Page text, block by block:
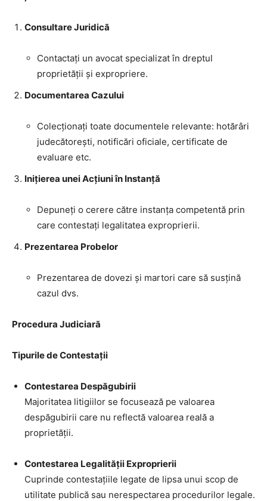
Consultare Juridică
Contactați un avocat specializat în dreptul
proprietății și expropriere.
Documentarea Cazului
Colecționați toate documentele relevante: hotărâri
judecătorești, notificări oficiale, certificate de
evaluare etc.
Inițierea unei Acțiuni în Instanță
Depuneți o cerere către instanța competentă prin
care contestați legalitatea exproprierii.
Prezentarea Probelor
Prezentarea de dovezi și martori care să susțină
cazul dvs.
Procedura Judiciară
Tipurile de Contestații
Contestarea Despăgubirii
Majoritatea litigiilor se focusează pe valoarea
despăgubirii care nu reflectă valoarea reală a
proprietății.
Contestarea Legalității Exproprierii
Cuprinde contestațiile legate de lipsa unui scop de
utilitate publică sau nerespectarea procedurilor legale.